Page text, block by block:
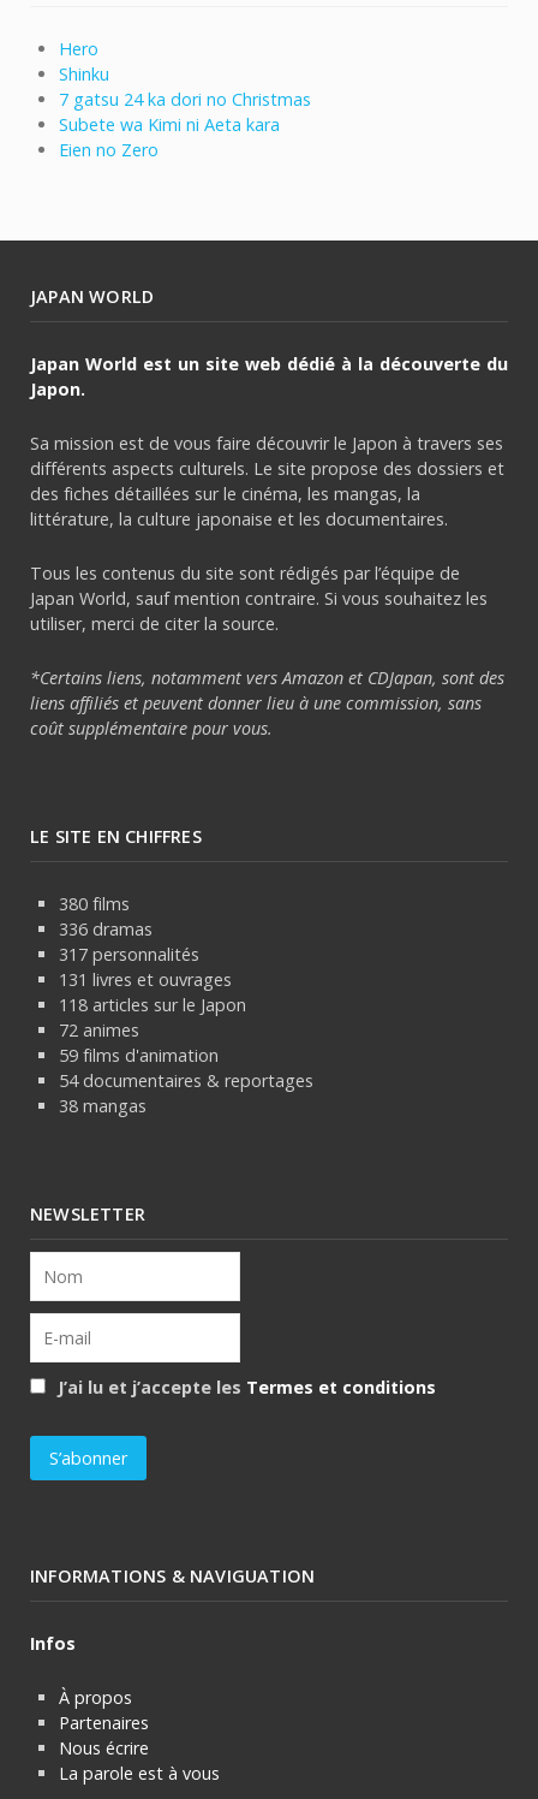
Hero
Shinku
7 gatsu 24 ka dori no Christmas
Subete wa Kimi ni Aeta kara
Eien no Zero
JAPAN WORLD
Japan World est un site web dédié à la découverte du
Japon.
Sa mission est de vous faire découvrir le Japon à travers ses
différents aspects culturels. Le site propose des dossiers et
des fiches détaillées sur le cinéma, les mangas, la
littérature, la culture japonaise et les documentaires.
Tous les contenus du site sont rédigés par l’équipe de
Japan World, sauf mention contraire. Si vous souhaitez les
utiliser, merci de citer la source.
*Certains liens, notamment vers Amazon et CDJapan, sont des
liens affiliés et peuvent donner lieu à une commission, sans
coût supplémentaire pour vous.
LE SITE EN CHIFFRES
380 films
336 dramas
317 personnalités
131 livres et ouvrages
118 articles sur le Japon
72 animes
59 films d'animation
54 documentaires & reportages
38 mangas
NEWSLETTER
J’ai lu et j’accepte les Termes et conditions
INFORMATIONS & NAVIGUATION
Infos
À propos
Partenaires
Nous écrire
La parole est à vous